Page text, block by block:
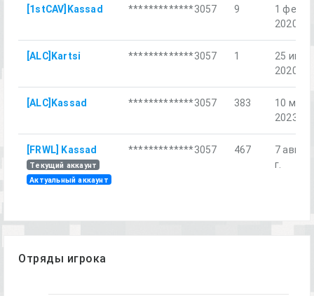
[1stCAV]Kassad *************3057 9
1 февр.
2020 г.
[ALC]Kartsi *************3057 1
25 июл.
2020 г.
[ALC]Kassad *************3057 383
10 мар.
2023 г.
[FRWL] Kassad
Текущий аккаунт
Актуальный аккаунт
*************3057 467
7 авг.
г.
Отряды игрока